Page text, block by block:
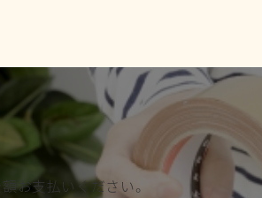
後日「退室精
お支払いください。